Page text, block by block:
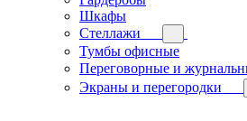
Шкафы
Стеллажи
Тумбы офисные
Переговорные и
Экраны и перегородки